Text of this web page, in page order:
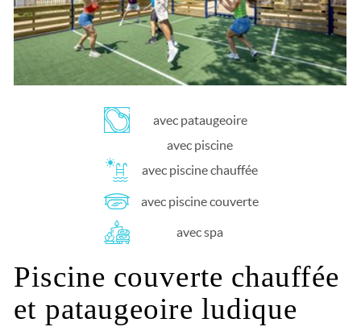
avec pataugeoire
avec piscine
avec piscine chauffée
avec piscine couverte
avec spa
Piscine couverte chauffée
et pataugeoire ludique